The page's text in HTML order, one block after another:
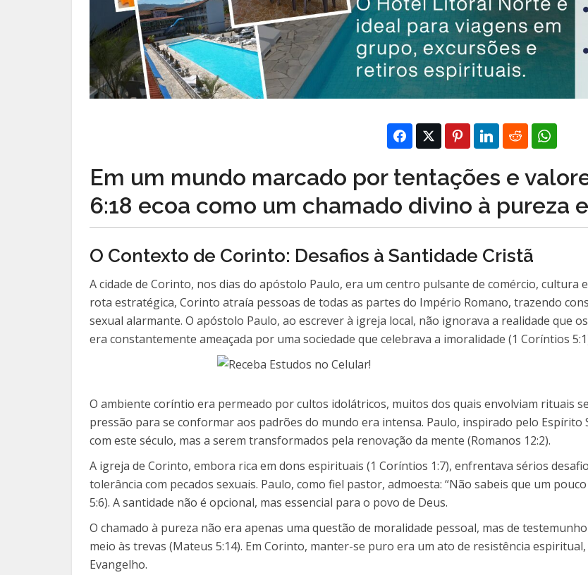
Em um mundo marcado por tentações e
6:18 ecoa como um chamado divino à pureza
O Contexto de Corinto: Desafios à Santidade Cristã
A cidade de Corinto, nos dias do apóstolo Paulo, era um centro pulsante de comércio, cultura
rota estratégica, Corinto atraía pessoas de todas as partes do Império Romano, trazendo
sexual alarmante. O apóstolo Paulo, ao escrever à igreja local, não ignorava a realidade que
era constantemente ameaçada por uma sociedade que celebrava a imoralidade (1 Coríntios
O ambiente coríntio era permeado por cultos idolátricos, muitos dos quais envolviam rituais
pressão para se conformar aos padrões do mundo era intensa. Paulo, inspirado pelo
com este século, mas a serem transformados pela renovação da mente (Romanos 12:2).
A igreja de Corinto, embora rica em dons espirituais (1 Coríntios 1:7), enfrentava sérios
tolerância com pecados sexuais. Paulo, como fiel pastor, admoesta: “Não sabeis que um
5:6). A santidade não é opcional, mas essencial para o povo de Deus.
O chamado à pureza não era apenas uma questão de moralidade pessoal, mas de
meio às trevas (Mateus 5:14). Em Corinto, manter-se puro era um ato de resistência
Evangelho.